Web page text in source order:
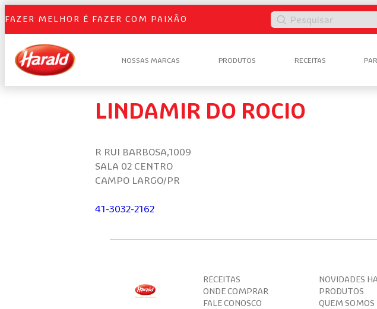
FAZER MELHOR É FAZER COM PAIXÃO Pesquisar
NOSSAS MARCAS PRODUTOS RECEITAS
LINDAMIR DO ROCIO
R RUI BARBOSA,1009
SALA 02 CENTRO
CAMPO LARGO/PR
41-3032-2162
RECEITAS
NOVIDADES
ONDE COMPRAR
PRODUTOS
FALE CONOSCO
QUEM SOMOS